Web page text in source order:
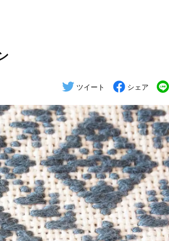
ツイート シェア